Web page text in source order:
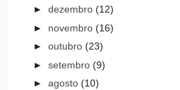
► dezembro (12)
► novembro (16)
► outubro (23)
► setembro (9)
► agosto (10)